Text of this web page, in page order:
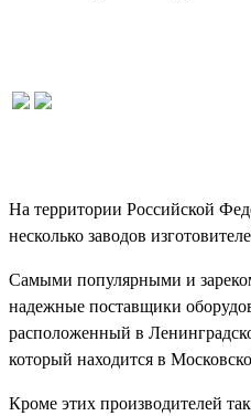
На территории Российской
несколько заводов
Самыми популярными и
надежные поставщики
расположенный в
который находится в
Кроме этих производителей